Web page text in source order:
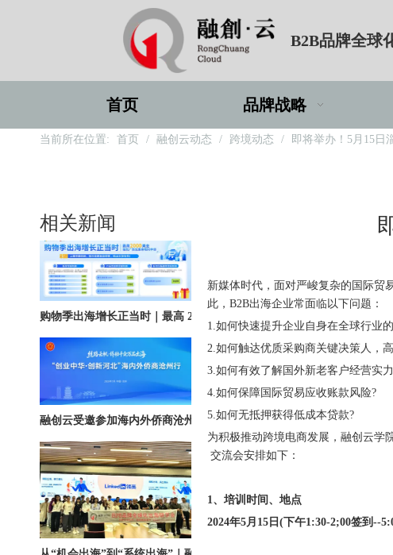
B2B品牌全球
首页 品牌战略
当前所在位置: 首页 / 融创云动态 / 跨境动态 / 即将举办！5月15日
相关新闻
购物季出海增长正当时｜最高 2000 美金微软广告优惠券限时申领
["wechat"]
新媒体时代，面对严峻复杂的国际贸
此，B2B出海企业常面临以下问题：
1.如何快速提升企业自身在全球行业
2.如何触达优质采购商关键决策人，
3.如何有效了解国外新老客户经营实
4.如何保障国际贸易应收账款风险?
5.如何无抵押获得低成本贷款?
为积极推动跨境电商发展，融创云学
交流会安排如下：
1、 培训时间、地点
2024年5月15日(下午1:30-2;00签到--